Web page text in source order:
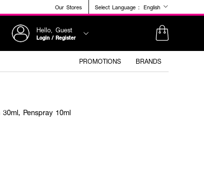
Our Stores Select Language : English
Hello, Guest
Login / Register
PROMOTIONS BRANDS
Penspray 10ml